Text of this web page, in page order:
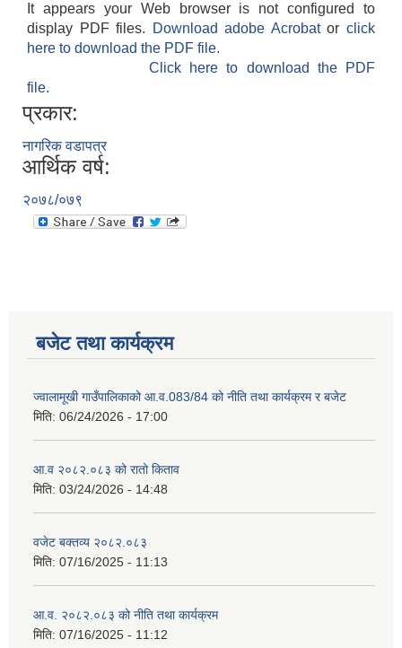
It appears your Web browser is not configured to
display PDF files.
Download adobe Acrobatorclick
here to download the PDF file.
Click here to download the PDF
file.
प्रकार:
नागरिक वडापत्र
आर्थिक वर्ष:
२०७८/०७९
बजेट तथा कार्यक्रम
ज्वालामूखी गाउँपालिकाको आ.व.083/84 को नीति तथा कार्यक्रम र बजेट
मिति: 06/24/2026 - 17:00
आ.व २०८२.०८३ को रातो किताव
मिति: 03/24/2026 - 14:48
वजेट बक्तव्य २०८२.०८३
मिति: 07/16/2025 - 11:13
आ.व. २०८२.०८३ को नीति तथा कार्यक्रम
मिति: 07/16/2025 - 11:12